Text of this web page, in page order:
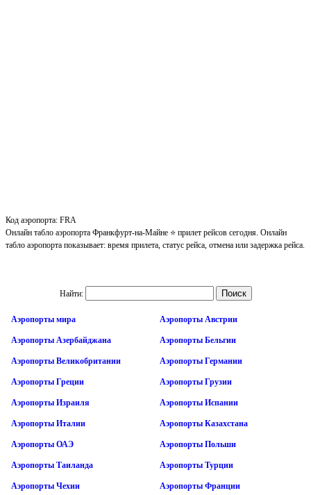
Код аэропорта: FRA
Онлайн табло аэропорта Франкфурт-на-Майне ⭐ прилет рейсов сегодня. Онлайн
табло аэропорта показывает: время прилета, статус рейса, отмена или задержка рейса.
Найти:
Аэропорты мира Аэропорты Австрии
Аэропорты Азербайджана Аэропорты Бельгии
Аэропорты Великобритании Аэропорты Германии
Аэропорты Греции Аэропорты Грузии
Аэропорты Израиля Аэропорты Испании
Аэропорты Италии Аэропорты Казахстана
Аэропорты ОАЭ Аэропорты Польши
Аэропорты Таиланда Аэропорты Турции
Аэропорты Чехии Аэропорты Франции